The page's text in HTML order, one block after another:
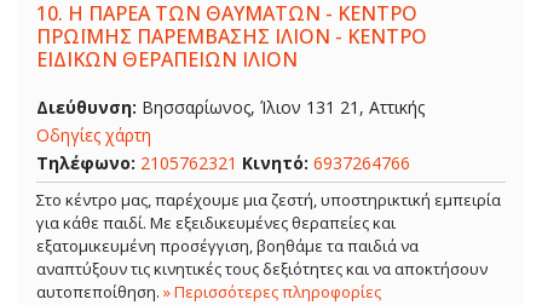
10. Η ΠΑΡΕΑ ΤΩΝ ΘΑΥΜΑΤΩΝ - ΚΕΝΤΡΟ
ΠΡΩΪΜΗΣ ΠΑΡΕΜΒΑΣΗΣ ΙΛΙΟΝ - ΚΕΝΤΡΟ
ΕΙΔΙΚΩΝ ΘΕΡΑΠΕΙΩΝ ΙΛΙΟΝ
Διεύθυνση: Βησσαρίωνος, Ίλιον 131 21, Αττικής
Οδηγίες χάρτη
Τηλέφωνο: 2105762321 Κινητό: 6937264766
Στο κέντρο μας, παρέχουμε μια ζεστή, υποστηρικτική εμπειρία
για κάθε παιδί. Με εξειδικευμένες θεραπείες και
εξατομικευμένη προσέγγιση, βοηθάμε τα παιδιά να
αναπτύξουν τις κινητικές τους δεξιότητες και να αποκτήσουν
αυτοπεποίθηση. » Περισσότερες πληροφορίες